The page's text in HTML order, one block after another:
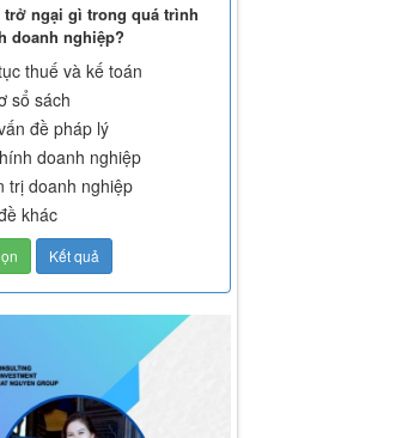
trở ngại gì trong quá trình
doanh nghiệp?
thuế và kế toán
sổ sách
đề pháp lý
doanh nghiệp
trị doanh nghiệp
khác